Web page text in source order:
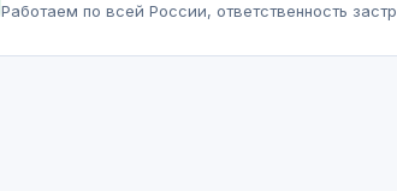
Работаем по всей России, ответственность